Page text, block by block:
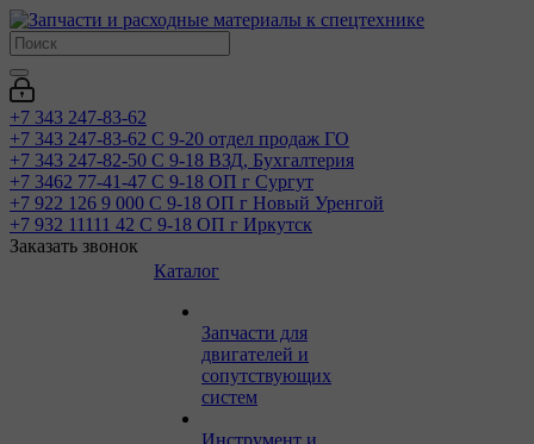
+7 343 247-83-62
+7 343 247-83-62 С 9-20 отдел продаж ГО
+7 343 247-82-50 С 9-18 ВЗД, Бухгалтерия
+7 3462 77-41-47 С 9-18 ОП г Сургут
+7 922 126 9 000 С 9-18 ОП г Новый Уренгой
+7 932 11111 42 С 9-18 ОП г Иркутск
Заказать звонок
Каталог
Запчасти для
двигателей и
сопутствующих
систем
Инструмент и